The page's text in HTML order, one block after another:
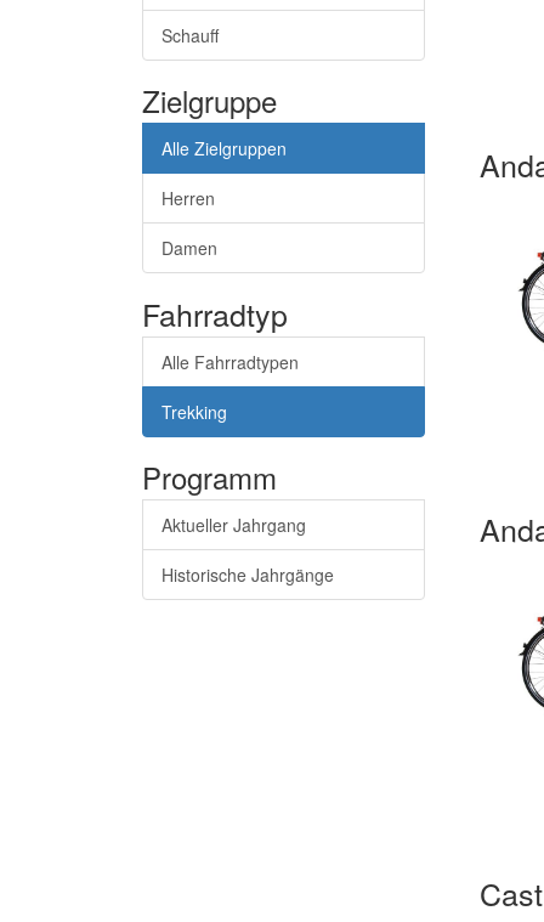
Schauff
Zielgruppe
Alle Zielgruppen
Herren
Damen
Fahrradtyp
Alle Fahrradtypen
Trekking
Programm
Aktueller Jahrgang
Historische Jahrgänge